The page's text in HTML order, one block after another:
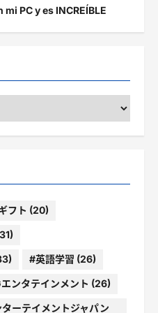
PC y es INCREÍBLE
フト (20)
#英語学習 (26)
ンタテインメント (26)
ターテイメントジャパン